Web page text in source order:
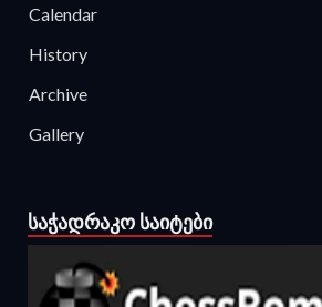
Calendar
History
Archive
Gallery
ᲡᲐᲭᲐᲓᲠᲐᲙᲝ ᲡᲐᲘᲢᲔᲑᲘ